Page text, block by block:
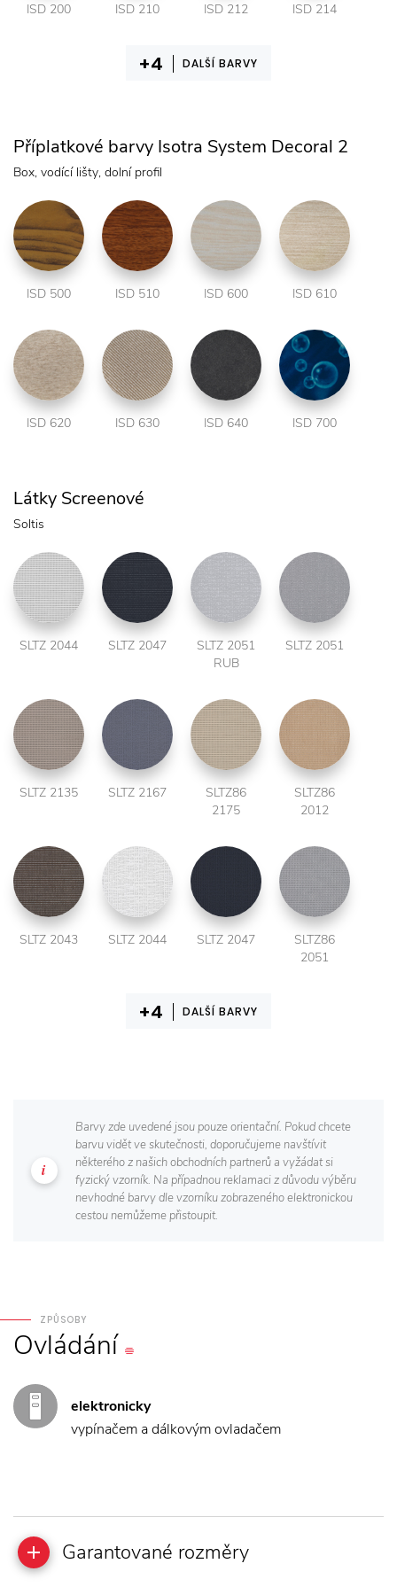
ISD 200 ISD 210 ISD 212 ISD 214
DALŠÍ BARVY
Příplatkové barvy Isotra System Decoral 2
Box, vodící lišty, dolní profil
ISD 500 ISD 510 ISD 600 ISD 610
ISD 620 ISD 630 ISD 640 ISD 700
Látky Screenové
Soltis
SLTZ 2044 SLTZ 2047
SLTZ 2051
RUB
SLTZ 2051
SLTZ 2135 SLTZ 2167
SLTZ86
2175
SLTZ86
2012
SLTZ 2043 SLTZ 2044 SLTZ 2047
SLTZ86
2051
DALŠÍ BARVY
Barvy zde uvedené jsou pouze orientační. Pokud chcete
barvu vidět ve skutečnosti, doporučujeme navštívit
některého z našich obchodních partnerů a vyžádat si
fyzický vzorník. Na případnou reklamaci z důvodu výběru
nevhodné barvy dle vzorníku zobrazeného elektronickou
cestou nemůžeme přistoupit.
ZPŮSOBY
Ovládání
elektronicky
vypínačem a dálkovým ovladačem
Garantované rozměry